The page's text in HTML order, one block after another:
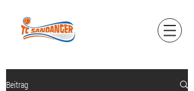
Beitrag